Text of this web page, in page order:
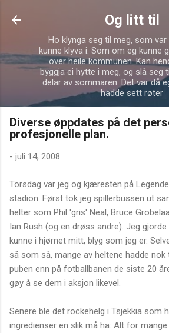
Gå til hovedinnhold
Og litt til
Ho klynga seg til meg, som
kunne klyva i. Som om eg kunne
over heile kommunen. Kan
byggja ei hytte i meg, og slå seg
delar av sommaren. Det var då
hadde sett røter
Diverse øppdates på det
profesjonelle plan.
- juli 14, 2008
Torsdag var jeg og kjæresten på
stadion. Først tok jeg spillerbussen ut
helter som Phil 'gris' Neal, Bruce
Ian Rush (og en drøss andre). Jeg
kunne i hjørnet mitt, blyg som jeg er.
så som så, mange av heltene hadde
puben enn på fotballbanen de siste 20
gøy å se dem i aksjon likevel.
Senere ble det rockehelg i Tsjekkia som
ingredienser en slik må ha: Alt for mange